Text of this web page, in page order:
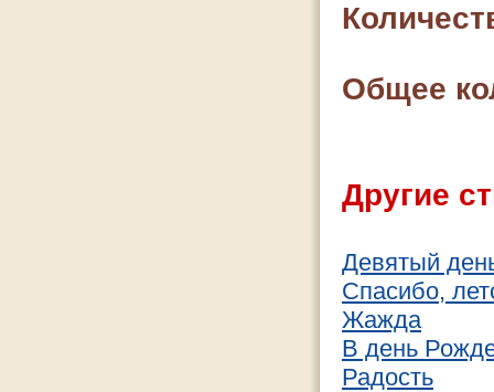
Общее
Другие
Девятый
Спасибо,
Жажда
В день
Радость